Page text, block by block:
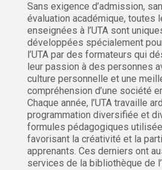
Sans exigence d’admission,
évaluation académique, toutes
enseignées à l’UTA sont
développées spécialement
l’UTA par des formateurs qui
leur passion à des personnes
culture personnelle et une
compréhension d’une société
Chaque année, l’UTA travaille
programmation diversifiée et
formules pédagogiques
favorisant la créativité et la
apprenants. Ces derniers ont
services de la bibliothèque de